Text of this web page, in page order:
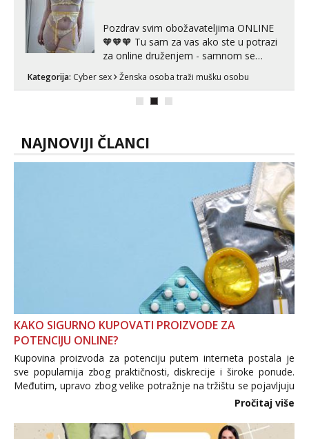
Pozdrav svim obožavateljima ONLINE
🧡🧡🧡 Tu sam za vas ako ste u potrazi
za online druženjem - samnom se
možete zabaviti preko videopoziva, ili
ako vam nisam dovoljna radim i u paru i
trojci s kolegicama, svaka je drugačija
Kategorija: Cyber sex Ženska osoba traži mušku osobu
NAJNOVIJI ČLANCI
KAKO SIGURNO KUPOVATI PROIZVODE ZA
POTENCIJU ONLINE?
Kupovina proizvoda za potenciju putem interneta postala je
sve popularnija zbog praktičnosti, diskrecije i široke ponude.
Međutim, upravo zbog velike potražnje na tržištu se pojavljuju
i brojni krivotvoreni proizvodi, nepouzdane internetske
Pročitaj više